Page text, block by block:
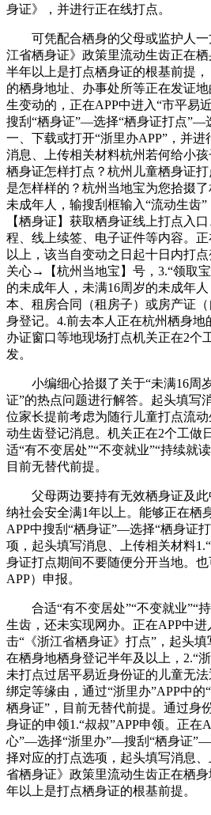
身证》，并进行正在线打点。
可凭配合栖身的父母或监护人一
江省栖身证》政策里流动生齿正在
半年以上是打点栖身证的根基前提
的栖身地址、办事处所等正在发证
生变动的，正在APP中进入“市平易
搜刮“栖身证”—选择“栖身证打点”—
一、下载或打开“浙里办APP”，并
消息、上传相关材料杭州若何给小
栖身证怎样打点？杭州儿童栖身证
是怎样样的？杭州当地宝为您拾掇
未成年人，输搜刮框输入“流动生齿
【栖身证】获取栖身证线上打点入
程、线上续签、电子证件等内容。
以上，该当自变动之日起十日内打
关心→【杭州当地宝】号，3.“领取
的未成年人，未满16周岁的未成年
本、租房合同（租房子）或房产证
身登记。4.前去本人正在杭州栖身地
办证窗口等地现场打点机关正在2个
发。
小编细心拾掇了关于“未满16周
证”的热点问题进行解答。起头填写
位家长提前考虑为随行儿童打点流
动生齿登记消息。机关正在2个工做
适“有不变居处”“不变就业”“持续就
目前无替代前提。
父母两边要持有无效栖身证及此
纳社会安全满1年以上。能够正在栖
APP中搜刮“栖身证”—选择“栖身证
项，起头填写消息、上传相关材料
身证打点期间不要随便分开当地。
APP）申报。
合适“有不变居处”“不变就业”“持
生齿，还未实现网办。正在APP中
击“《浙江省栖身证》打点”，起头
在栖身地栖身登记半年及以上，2.“
未打点过居平易近身份证的儿童无
绑定等缘由，通过“浙里办”APP中的
栖身证”，目前无替代前提。通过身
身证的申领1.“叔叔”APP申领。正在
心”—选择“浙里办”—搜刮“栖身证
择对应的打点选项，起头填写消息
省栖身证》政策里流动生齿正在栖
年以上是打点栖身证的根基前提。